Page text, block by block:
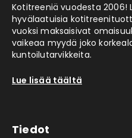
Kotitreeniä vuodesta 2006!
hyvälaatuisia
vuoksi maksaisivat
vaikeaa myydä joko
kuntoilutarvikkeita.
Lue lisää täältä
Tiedot